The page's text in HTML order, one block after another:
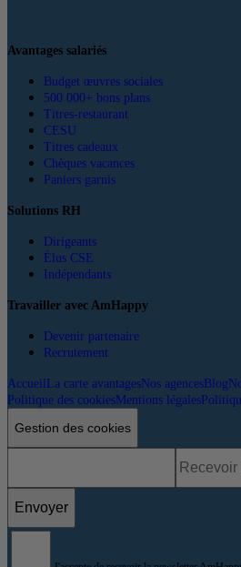
Avantages salariés
Budget œuvres sociales
500 000+ bons plans
Titres-restaurant
CESU
Titres cadeaux
Chèques vacances
Paniers garnis
Solutions RH
Dirigeants
Élus CSE
Indépendants
Travailler avec AmHappy
Devenir partenaire
Recrutement
Accueil La carte avantagesNos agencesBlog
Politique des cookiesMentions légales
Gestion des cookies
Envoyer